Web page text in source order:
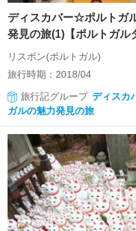
ディスカバー☆ポルトガ
発見の旅(1)【ポルトガル
リスボン(ポルトガル)
旅行時期：2018/04
旅行記グループ ディスカ
ガルの魅力発見の旅